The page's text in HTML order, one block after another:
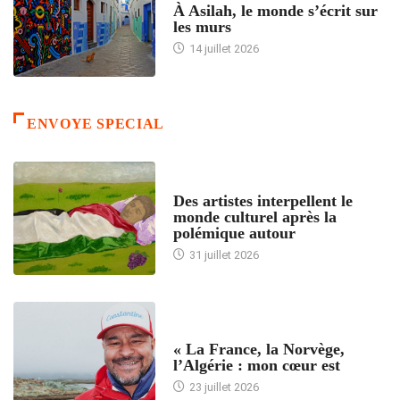
À Asilah, le monde s’écrit sur
les murs
14 juillet 2026
ENVOYE SPECIAL
Des artistes interpellent le
monde culturel après la
polémique autour
31 juillet 2026
« La France, la Norvège,
l’Algérie : mon cœur est
23 juillet 2026